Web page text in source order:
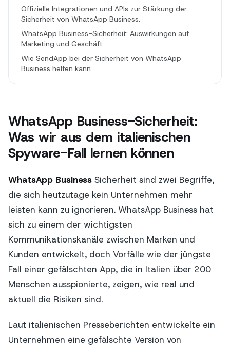
Offizielle Integrationen und APIs zur Stärkung der
Sicherheit von WhatsApp Business.
WhatsApp Business-Sicherheit: Auswirkungen auf
Marketing und Geschäft
Wie SendApp bei der Sicherheit von WhatsApp
Business helfen kann
WhatsApp Business-Sicherheit:
Was wir aus dem italienischen
Spyware-Fall lernen können
WhatsApp Business Sicherheit sind zwei Begriffe,
die sich heutzutage kein Unternehmen mehr
leisten kann zu ignorieren. WhatsApp Business hat
sich zu einem der wichtigsten
Kommunikationskanäle zwischen Marken und
Kunden entwickelt, doch Vorfälle wie der jüngste
Fall einer gefälschten App, die in Italien über 200
Menschen ausspionierte, zeigen, wie real und
aktuell die Risiken sind.
Laut italienischen Presseberichten entwickelte ein
Unternehmen eine gefälschte Version von